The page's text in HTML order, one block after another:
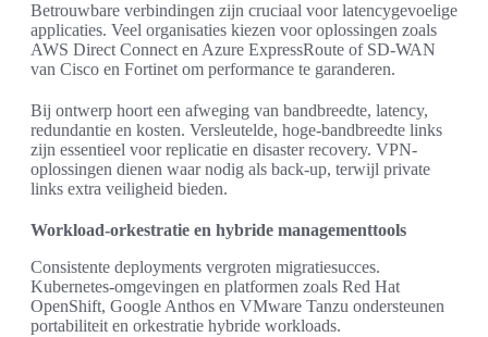
Betrouwbare verbindingen zijn cruciaal voor latencygevoelige
applicaties. Veel organisaties kiezen voor oplossingen zoals
AWS Direct Connect en Azure ExpressRoute of SD-WAN
van Cisco en Fortinet om performance te garanderen.
Bij ontwerp hoort een afweging van bandbreedte, latency,
redundantie en kosten. Versleutelde, hoge-bandbreedte links
zijn essentieel voor replicatie en disaster recovery. VPN-
oplossingen dienen waar nodig als back-up, terwijl private
links extra veiligheid bieden.
Workload-orkestratie en hybride managementtools
Consistente deployments vergroten migratiesucces.
Kubernetes-omgevingen en platformen zoals Red Hat
OpenShift, Google Anthos en VMware Tanzu ondersteunen
portabiliteit en orkestratie hybride workloads.